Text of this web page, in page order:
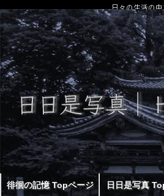
徘徊の記憶 Topページ 日日是写真
日々の生活の